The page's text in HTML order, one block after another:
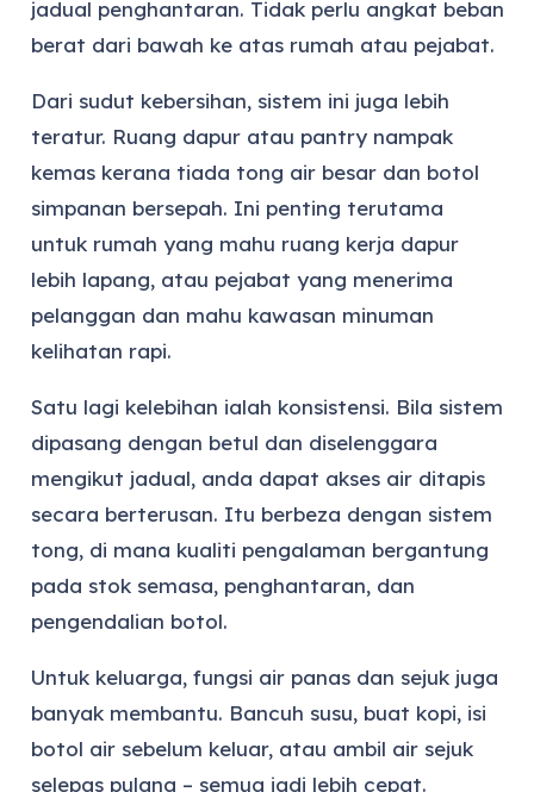
jadual penghantaran. Tidak perlu angkat beban
berat dari bawah ke atas rumah atau pejabat.
Dari sudut kebersihan, sistem ini juga lebih
teratur. Ruang dapur atau pantry nampak
kemas kerana tiada tong air besar dan botol
simpanan bersepah. Ini penting terutama
untuk rumah yang mahu ruang kerja dapur
lebih lapang, atau pejabat yang menerima
pelanggan dan mahu kawasan minuman
kelihatan rapi.
Satu lagi kelebihan ialah konsistensi. Bila sistem
dipasang dengan betul dan diselenggara
mengikut jadual, anda dapat akses air ditapis
secara berterusan. Itu berbeza dengan sistem
tong, di mana kualiti pengalaman bergantung
pada stok semasa, penghantaran, dan
pengendalian botol.
Untuk keluarga, fungsi air panas dan sejuk juga
banyak membantu. Bancuh susu, buat kopi, isi
botol air sebelum keluar, atau ambil air sejuk
selepas pulang – semua jadi lebih cepat.